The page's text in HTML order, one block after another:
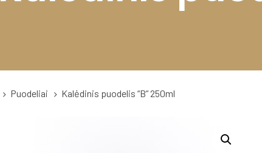
Puodeliai Kalėdinis puodelis “B” 250ml